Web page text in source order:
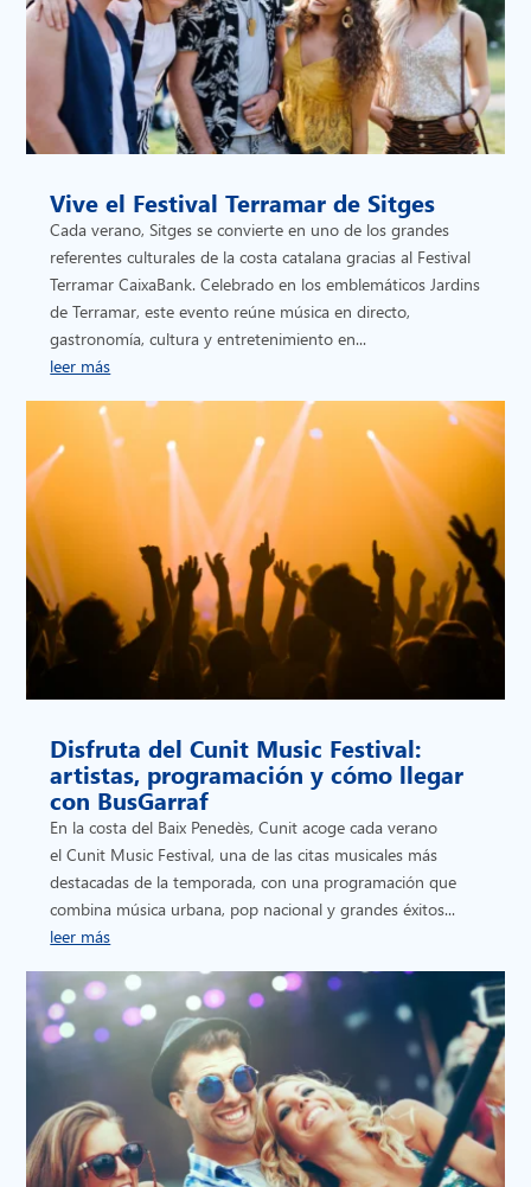
Vive el Festival Terramar de Sitges
Cada verano, Sitges se convierte en uno de los grandes
referentes culturales de la costa catalana gracias al Festival
Terramar CaixaBank. Celebrado en los emblemáticos Jardins
de Terramar, este evento reúne música en directo,
gastronomía, cultura y entretenimiento en...
leer más
Disfruta del Cunit Music Festival:
artistas, programación y cómo llegar
con BusGarraf
En la costa del Baix Penedès, Cunit acoge cada verano
el Cunit Music Festival, una de las citas musicales más
destacadas de la temporada, con una programación que
combina música urbana, pop nacional y grandes éxitos...
leer más